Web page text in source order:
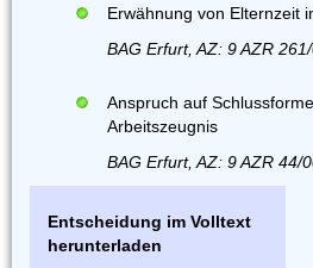
Erwähnung von Elternzeit
BAG Erfurt, AZ: 9 AZR
Anspruch auf
Arbeitszeugnis
BAG Erfurt, AZ: 9 AZR 44/
Entscheidung im Volltext
herunterladen